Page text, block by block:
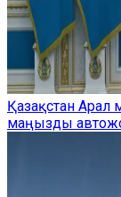
Қазақстан Арал
маңызды